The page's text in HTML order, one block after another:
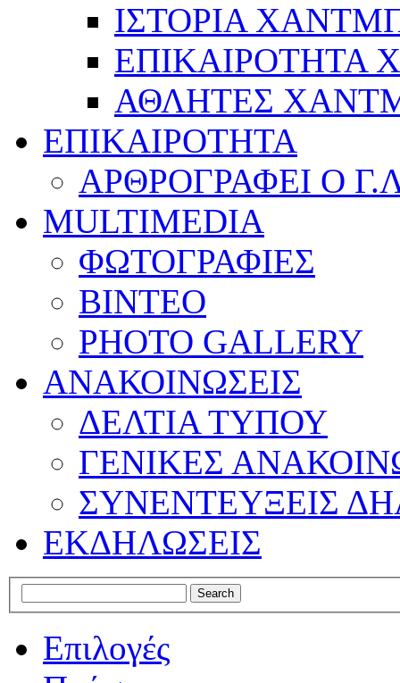
ΙΣΤΟΡΙΑ
ΕΠΙΚΑΙΡΟΤΗΤΑ
ΑΘΛΗΤΕΣ
ΕΠΙΚΑΙΡΟΤΗΤΑ
ΑΡΘΡΟΓΡΑΦΕΙ Ο
MULTIMEDIA
ΦΩΤΟΓΡΑΦΙΕΣ
ΒΙΝΤΕΟ
PHOTO GALLERY
ΑΝΑΚΟΙΝΩΣΕΙΣ
ΔΕΛΤΙΑ ΤΥΠΟΥ
ΓΕΝΙΚΕΣ
ΣΥΝΕΝΤΕΥΞΕΙΣ
ΕΚΔΗΛΩΣΕΙΣ
Επιλογές